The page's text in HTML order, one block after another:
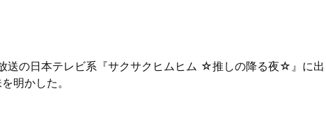
送の日本テレビ系『サクサクヒムヒム ☆推しの降る夜☆』に出
明かした。